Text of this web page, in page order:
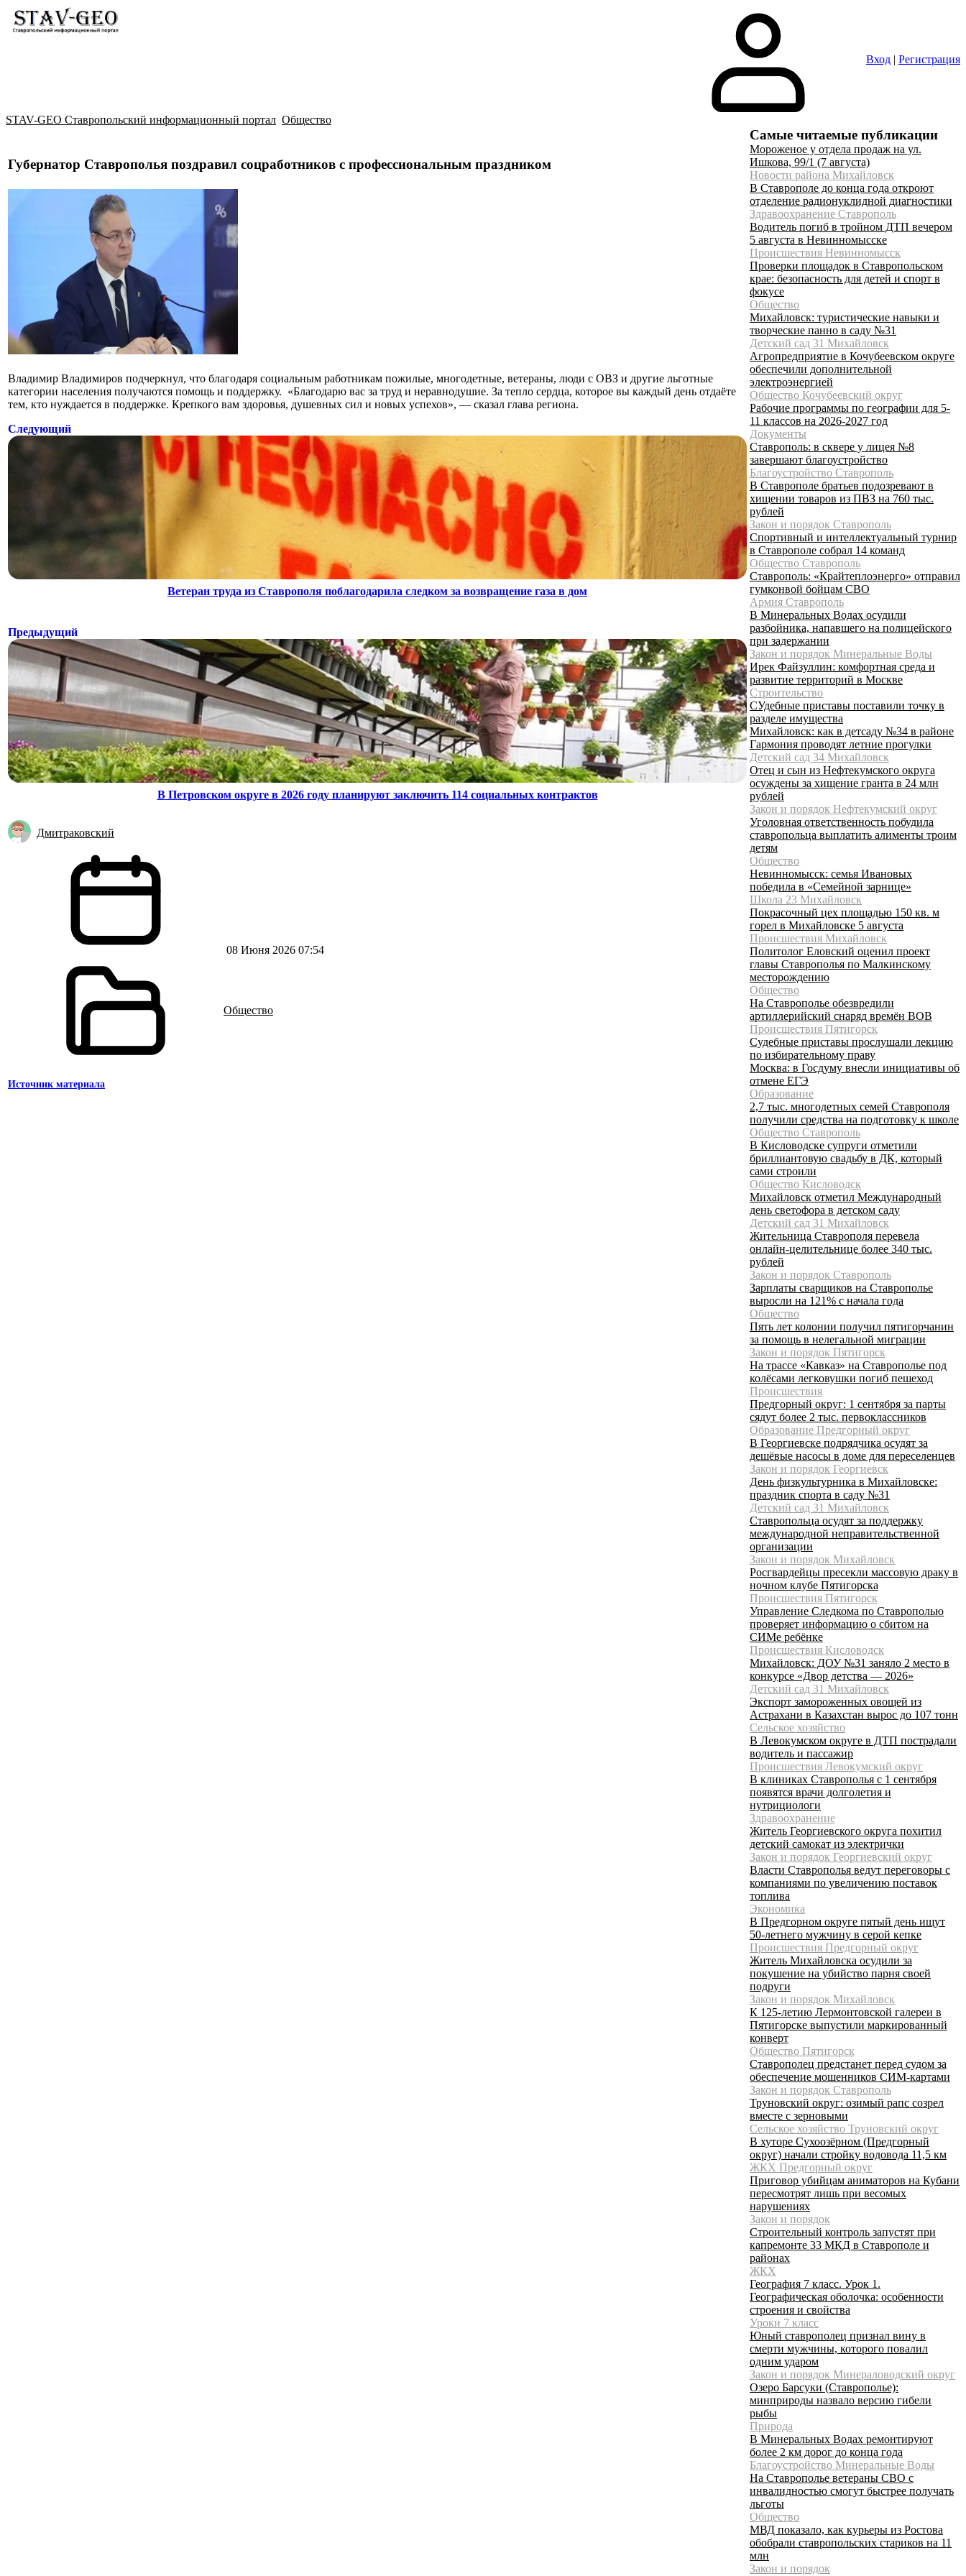
Вход | Регистрация
STAV-GEO Ставропольский информационный портал Общество
Губернатор Ставрополья поздравил соцработников с профессиональным праздником
Владимир Владимиров подчеркнул, что благодаря социальным работникам пожилые, многодетные, ветераны, люди с ОВЗ и другие льготные
категории населения получаются помощь и поддержку. «Благодарю вас за труд и неравнодушие. За тепло сердца, которое вы каждый день отдаёте
тем, кто нуждается в поддержке. Крепкого вам здоровья, душевных сил и новых успехов», — сказал глава региона.
Следующий
Ветеран труда из Ставрополя поблагодарила следком за возвращение газа в дом
Предыдущий
В Петровском округе в 2026 году планируют заключить 114 социальных контрактов
Дмитраковский
08 Июня 2026 07:54
Общество
Источник материала
Самые читаемые публикации
Мороженое у отдела продаж на ул.
Ишкова, 99/1 (7 августа)
Новости района Михайловск
В Ставрополе до конца года откроют
отделение радионуклидной диагностики
Здравоохранение Ставрополь
Водитель погиб в тройном ДТП вечером
5 августа в Невинномысске
Происшествия Невинномысск
Проверки площадок в Ставропольском
крае: безопасность для детей и спорт в
фокусе
Общество
Михайловск: туристические навыки и
творческие панно в саду №31
Детский сад 31 Михайловск
Агропредприятие в Кочубеевском округе
обеспечили дополнительной
электроэнергией
Общество Кочубеевский округ
Рабочие программы по географии для 5-
11 классов на 2026-2027 год
Документы
Ставрополь: в сквере у лицея №8
завершают благоустройство
Благоустройство Ставрополь
В Ставрополе братьев подозревают в
хищении товаров из ПВЗ на 760 тыс.
рублей
Закон и порядок Ставрополь
Спортивный и интеллектуальный турнир
в Ставрополе собрал 14 команд
Общество Ставрополь
Ставрополь: «Крайтеплоэнерго» отправил
гумконвой бойцам СВО
Армия Ставрополь
В Минеральных Водах осудили
разбойника, напавшего на полицейского
при задержании
Закон и порядок Минеральные Воды
Ирек Файзуллин: комфортная среда и
развитие территорий в Москве
Строительство
СУдебные приставы поставили точку в
разделе имущества
Михайловск: как в детсаду №34 в районе
Гармония проводят летние прогулки
Детский сад 34 Михайловск
Отец и сын из Нефтекумского округа
осуждены за хищение гранта в 24 млн
рублей
Закон и порядок Нефтекумский округ
Уголовная ответственность побудила
ставропольца выплатить алименты троим
детям
Общество
Невинномысск: семья Ивановых
победила в «Семейной зарнице»
Школа 23 Михайловск
Покрасочный цех площадью 150 кв. м
горел в Михайловске 5 августа
Происшествия Михайловск
Политолог Еловский оценил проект
главы Ставрополья по Малкинскому
месторождению
Общество
На Ставрополье обезвредили
артиллерийский снаряд времён ВОВ
Происшествия Пятигорск
Судебные приставы прослушали лекцию
по избирательному праву
Москва: в Госдуму внесли инициативы об
отмене ЕГЭ
Образование
2,7 тыс. многодетных семей Ставрополя
получили средства на подготовку к школе
Общество Ставрополь
В Кисловодске супруги отметили
бриллиантовую свадьбу в ДК, который
сами строили
Общество Кисловодск
Михайловск отметил Международный
день светофора в детском саду
Детский сад 31 Михайловск
Жительница Ставрополя перевела
онлайн-целительнице более 340 тыс.
рублей
Закон и порядок Ставрополь
Зарплаты сварщиков на Ставрополье
выросли на 121% с начала года
Общество
Пять лет колонии получил пятигорчанин
за помощь в нелегальной миграции
Закон и порядок Пятигорск
На трассе «Кавказ» на Ставрополье под
колёсами легковушки погиб пешеход
Происшествия
Предгорный округ: 1 сентября за парты
сядут более 2 тыс. первоклассников
Образование Предгорный округ
В Георгиевске подрядчика осудят за
дешёвые насосы в доме для переселенцев
Закон и порядок Георгиевск
День физкультурника в Михайловске:
праздник спорта в саду №31
Детский сад 31 Михайловск
Ставропольца осудят за поддержку
международной неправительственной
организации
Закон и порядок Михайловск
Росгвардейцы пресекли массовую драку в
ночном клубе Пятигорска
Происшествия Пятигорск
Управление Следкома по Ставрополью
проверяет информацию о сбитом на
СИМе ребёнке
Происшествия Кисловодск
Михайловск: ДОУ №31 заняло 2 место в
конкурсе «Двор детства — 2026»
Детский сад 31 Михайловск
Экспорт замороженных овощей из
Астрахани в Казахстан вырос до 107 тонн
Сельское хозяйство
В Левокумском округе в ДТП пострадали
водитель и пассажир
Происшествия Левокумский округ
В клиниках Ставрополья с 1 сентября
появятся врачи долголетия и
нутрициологи
Здравоохранение
Житель Георгиевского округа похитил
детский самокат из электрички
Закон и порядок Георгиевский округ
Власти Ставрополья ведут переговоры с
компаниями по увеличению поставок
топлива
Экономика
В Предгорном округе пятый день ищут
50-летнего мужчину в серой кепке
Происшествия Предгорный округ
Житель Михайловска осудили за
покушение на убийство парня своей
подруги
Закон и порядок Михайловск
К 125-летию Лермонтовской галереи в
Пятигорске выпустили маркированный
конверт
Общество Пятигорск
Ставрополец предстанет перед судом за
обеспечение мошенников СИМ-картами
Закон и порядок Ставрополь
Труновский округ: озимый рапс созрел
вместе с зерновыми
Сельское хозяйство Труновский округ
В хуторе Сухоозёрном (Предгорный
округ) начали стройку водовода 11,5 км
ЖКХ Предгорный округ
Приговор убийцам аниматоров на Кубани
пересмотрят лишь при весомых
нарушениях
Закон и порядок
Строительный контроль запустят при
капремонте 33 МКД в Ставрополе и
районах
ЖКХ
География 7 класс. Урок 1.
Географическая оболочка: особенности
строения и свойства
Уроки 7 класс
Юный ставрополец признал вину в
смерти мужчины, которого повалил
одним ударом
Закон и порядок Минераловодский округ
Озеро Барсуки (Ставрополье):
минприроды назвало версию гибели
рыбы
Природа
В Минеральных Водах ремонтируют
более 2 км дорог до конца года
Благоустройство Минеральные Воды
На Ставрополье ветераны СВО с
инвалидностью смогут быстрее получать
льготы
Общество
МВД показало, как курьеры из Ростова
обобрали ставропольских стариков на 11
млн
Закон и порядок